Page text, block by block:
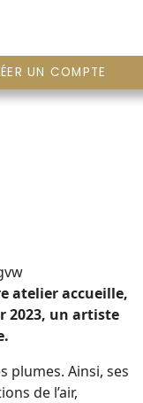
UN COMPTE
atelier accueille,
2023, un artiste
plumes. Ainsi, ses
de l’air,